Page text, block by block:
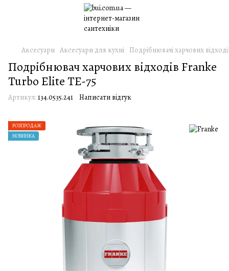
Аксесуари Аксесуари для кухні Подрібнювачі харчових
Подрібнювач харчових відходів Franke
Turbo Elite TE-75
Артикул:134.0535.241 Написати відгук
РОЗПРОДАЖ
НОВИНКА